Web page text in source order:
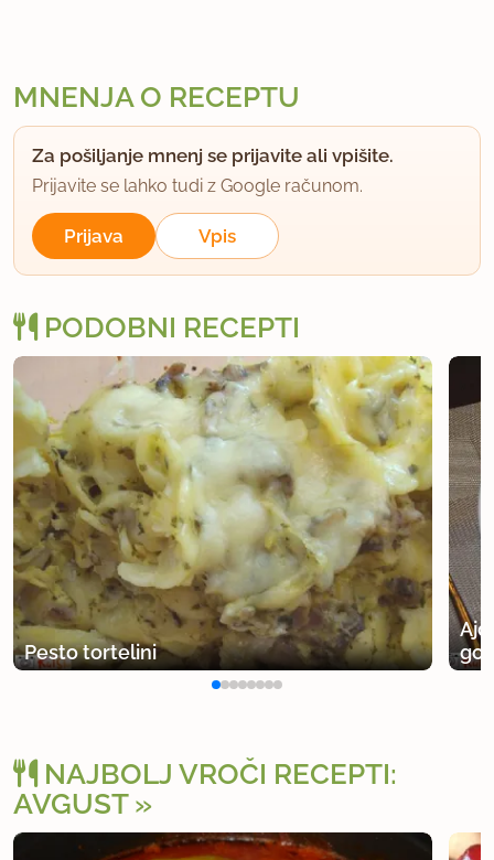
MNENJA O RECEPTU
Za pošiljanje mnenj se prijavite ali vpišite.
Prijavite se lahko tudi z Google računom.
Prijava Vpis
PODOBNI RECEPTI
Pesto tortelini
NAJBOLJ VROČI RECEPTI:
AVGUST